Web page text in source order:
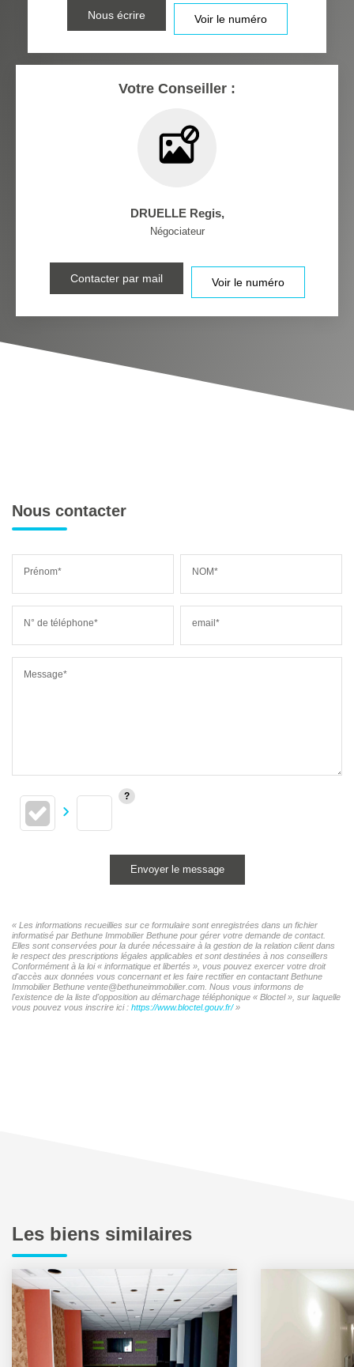
COMMERCES
Nous écrire Voir le numéro
Votre Conseiller :
DRUELLE Regis,
Négociateur
Contacter par mail Voir le numéro
Nous contacter
Prénom* NOM*
N° de téléphone* email*
Message*
Envoyer le message
« Les informations recueillies sur ce formulaire sont enregistrées dans un fichier
informatisé par Bethune Immobilier Bethune pour gérer votre demande de contact.
Elles sont conservées pour la durée nécessaire à la gestion de la relation client dans
le respect des prescriptions légales applicables et sont destinées à nos conseillers
Conformément à la loi « informatique et libertés », vous pouvez exercer votre droit
d'accès aux données vous concernant et les faire rectifier en contactant Bethune
Immobilier Bethune vente@bethuneimmobilier.com. Nous vous informons de
l'existence de la liste d'opposition au démarchage téléphonique « Bloctel », sur laquelle
vous pouvez vous inscrire ici : https://www.bloctel.gouv.fr/»
Les biens similaires